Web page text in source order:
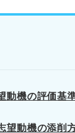
性を残す取捨
やすさ、具体
動機の評価基
望動機の添削